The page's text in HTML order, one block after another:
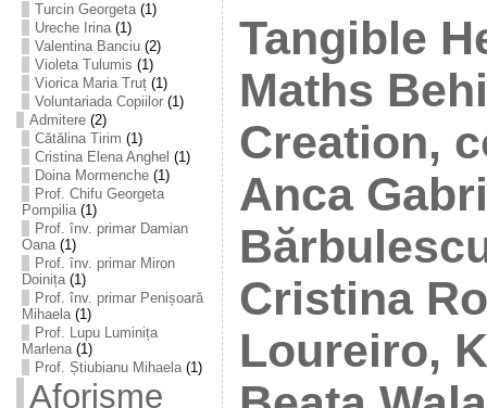
Turcin Georgeta(1)
Ureche Irina(1)
Valentina Banciu(2)
Violeta Tulumis (1)
Viorica Maria Truț(1)
Voluntariada Copiilor(1)
Admitere(2)
Cătălina Tirim (1)
Cristina Elena Anghel (1)
Doina Mormenche(1)
Prof. Chifu Georgeta
Pompilia(1)
Prof. înv. primar Damian
Oana(1)
Prof. înv. primar Miron
Doinița(1)
Prof. înv. primar Penișoară
Mihaela(1)
Prof. Lupu Luminița
Marlena(1)
Prof. Știubianu Mihaela(1)
Aforisme
Tangible
Maths
Creation,
Anca
Cristina
Loureiro,